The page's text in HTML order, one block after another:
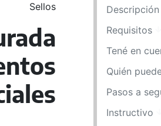
Sellos
Descripción
Requisitos
Tené en
Quién
Pasos a
Instructivo